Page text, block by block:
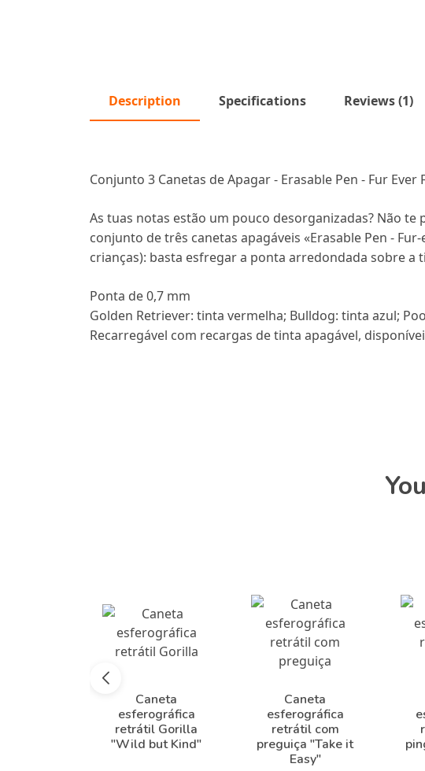
Description Specifications Reviews (1)
Conjunto 3 Canetas de Apagar - Erasable Pen - Fur Ever
As tuas notas estão um pouco desorganizadas? Não
conjunto de três canetas apagáveis «Erasable Pen -
crianças): basta esfregar a ponta arredondada sobre
Ponta de 0,7 mm
Golden Retriever: tinta vermelha; Bulldog: tinta azul;
Recarregável com recargas de tinta apagável,
Caneta
esferográfica
retrátil Gorilla
"Wild but Kind"
Caneta
esferográfica
retrátil com
preguiça "Take it
Easy"